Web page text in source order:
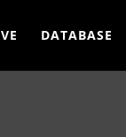
DATABASE